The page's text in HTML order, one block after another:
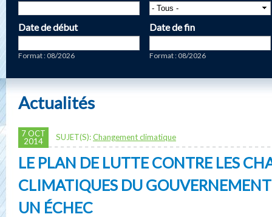
Date de début
Format : 08/2026
Date de fin
Format : 08/2026
Actualités
7 OCT
2014
SUJET(S):Changement climatique
LE PLAN DE LUTTE CONTRE LES
CLIMATIQUES DU GOUVERNEMENT
UN ÉCHEC